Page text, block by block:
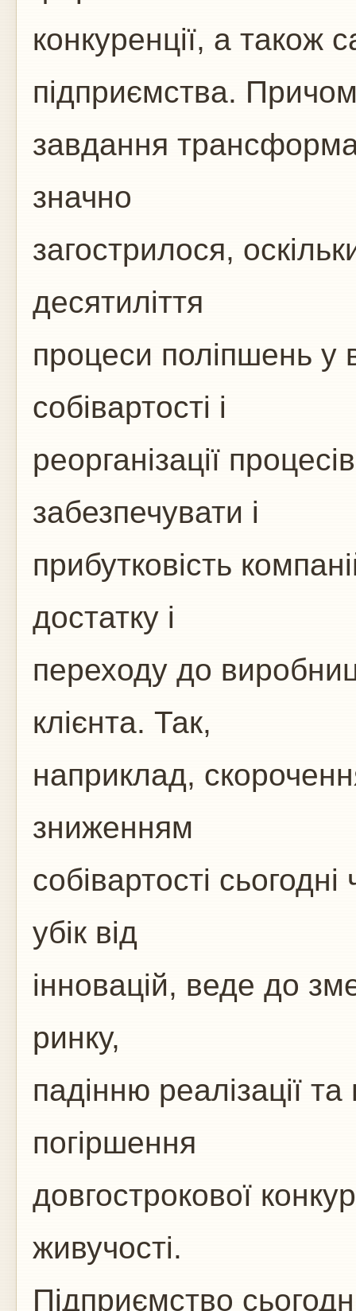
конкуренції, а також
підприємства.
завдання
значно
загострилося,
десятиліття
процеси поліпшень у
собівартості і
реорганізації
забезпечувати і
прибутковість
достатку і
переходу до
клієнта. Так,
наприклад,
зниженням
собівартості
убік від
інновацій, веде до
ринку,
падінню реалізації
погіршення
довгострокової
живучості.
Підприємство